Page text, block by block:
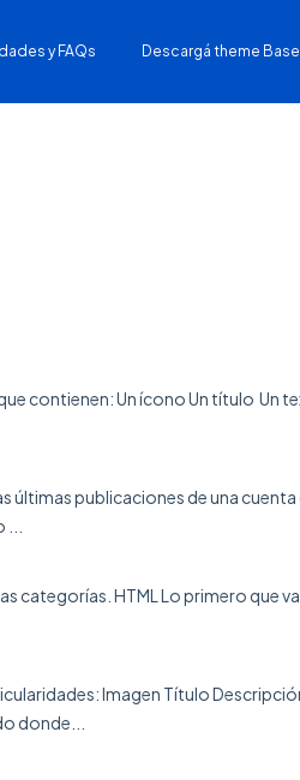
y FAQs Descargá theme Base
contienen: Un ícono Un título Un
publicaciones de una
categorías. HTML Lo primero que
Imagen Título
donde...